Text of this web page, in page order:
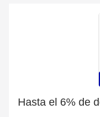
Hasta el 6% de